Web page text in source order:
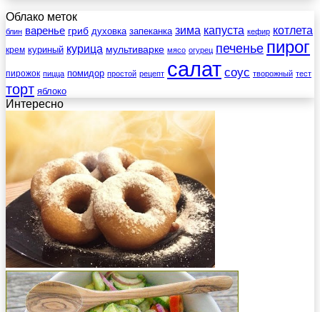
Облако меток
блин варенье гриб духовка запеканка зима капуста кефир котлета
крем куриный курица мультиварке мясо огурец печенье пирог
пирожок пицца помидор простой рецепт салат соус творожный тест
торт яблоко
Интересно